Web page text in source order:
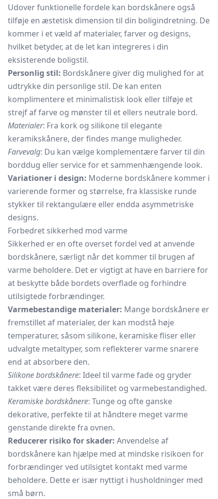
Udover funktionelle fordele kan bordskånere også
tilføje en æstetisk dimension til din boligindretning. De
kommer i et væld af materialer, farver og designs,
hvilket betyder, at de let kan integreres i din
eksisterende boligstil.
Personlig stil: Bordskånere giver dig mulighed for at
udtrykke din personlige stil. De kan enten
komplimentere et minimalistisk look eller tilføje et
strejf af farve og mønster til et ellers neutrale bord.
Materialer: Fra kork og silikone til elegante
keramikskånere, der findes mange muligheder.
Farvevalg: Du kan vælge komplementære farver til din
borddug eller service for et sammenhængende look.
Variationer i design: Moderne bordskånere kommer i
varierende former og størrelse, fra klassiske runde
stykker til rektangulære eller endda asymmetriske
designs.
Forbedret sikkerhed mod varme
Sikkerhed er en ofte overset fordel ved at anvende
bordskånere, særligt når det kommer til brugen af
varme beholdere. Det er vigtigt at have en barriere for
at beskytte både bordets overflade og forhindre
utilsigtede forbrændinger.
Varmebestandige materialer: Mange bordskånere er
fremstillet af materialer, der kan modstå høje
temperaturer, såsom silikone, keramiske fliser eller
udvalgte metaltyper, som reflekterer varme snarere
end at absorbere den.
Silikone bordskånere: Ideel til varme fade og gryder
takket være deres fleksibilitet og varmebestandighed.
Keramiske bordskånere: Tunge og ofte ganske
dekorative, perfekte til at håndtere meget varme
genstande direkte fra ovnen.
Reducerer risiko for skader: Anvendelse af
bordskånere kan hjælpe med at mindske risikoen for
forbrændinger ved utilsigtet kontakt med varme
beholdere. Dette er især nyttigt i husholdninger med
små børn.